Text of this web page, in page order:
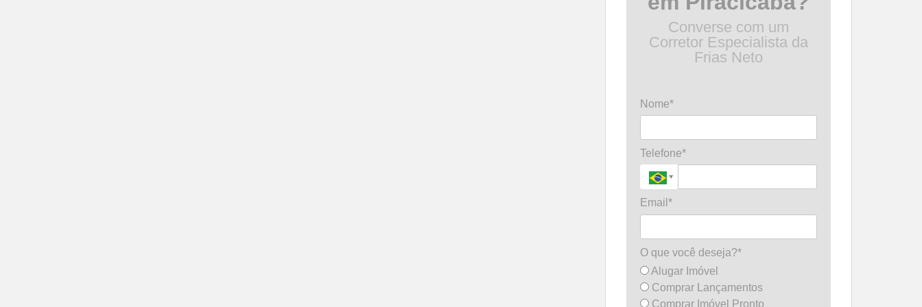
Converse com um
Corretor Especialista da
Frias Neto
Nome*
Telefone*
Email*
O que você deseja?*
Alugar Imóvel
Comprar Lançamentos
Comprar Imóvel Pronto